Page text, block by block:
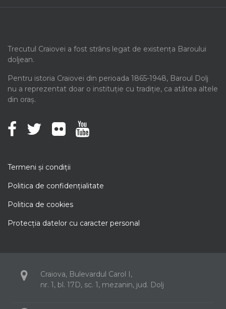
Trecutul Craiovei a fost strâns legat de existența Baroului
doljean.
Pentru istoria Craiovei din perioada 1865-1948, Baroul Dolj
nu a reprezentat doar o instituție cu tradiție, ca atâtea altele
din oraș.
Termeni şi condiţii
Politica de confidenţialitate
Politica de cookies
Protecţia datelor cu caracter personal
Craiova, Bulevardul Carol I,
nr. 1, bl. 17D, sc. 1, mezanin, jud. Dolj